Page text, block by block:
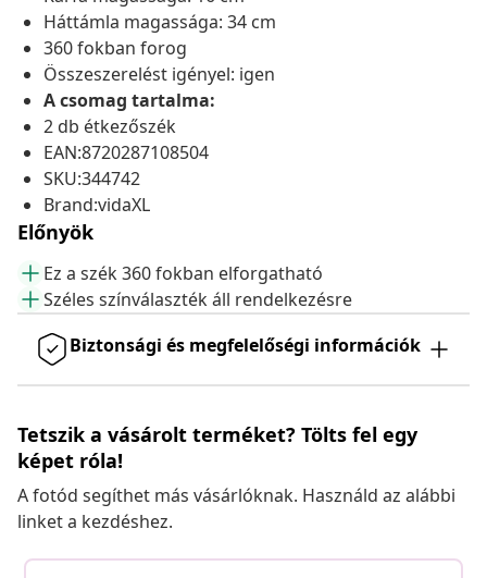
Háttámla magassága: 34 cm
360 fokban forog
Összeszerelést igényel: igen
A csomag tartalma:
2 db étkezőszék
EAN:8720287108504
SKU:344742
Brand:vidaXL
Előnyök
Ez a szék 360 fokban elforgatható
Széles színválaszték áll rendelkezésre
Biztonsági és megfelelőségi információk
Tetszik a vásárolt terméket? Tölts fel egy
képet róla!
A fotód segíthet más vásárlóknak. Használd az alábbi
linket a kezdéshez.